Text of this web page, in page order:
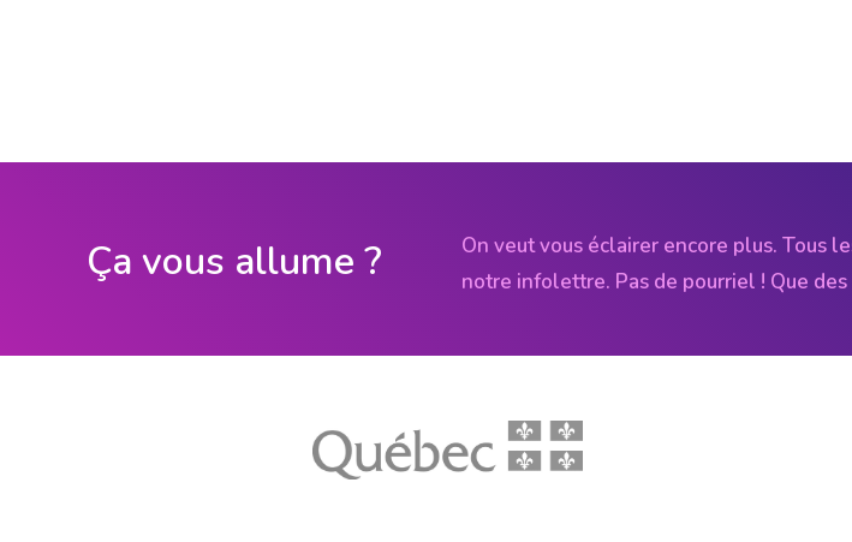
Ça vous allume ?
On veut vous éclairer encore plus. Tous
notre infolettre. Pas de pourriel ! Que